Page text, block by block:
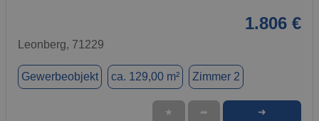
1.806 €
Leonberg, 71229
Gewerbeobjekt ca. 129,00 m² Zimmer 2
★ ➦ ➜